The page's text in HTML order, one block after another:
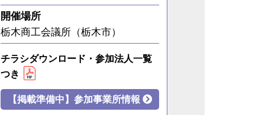
開催場所
栃木商工会議所（栃木市）
チラシダウンロード・参加法人一覧
つき
【掲載準備中】参加事業所情報